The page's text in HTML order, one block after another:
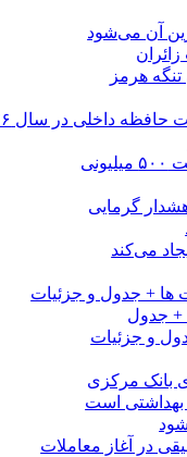
آن می‌شود
هرمز
گرمایی
می‌کند
بانک مرکزی
بهداشتی است